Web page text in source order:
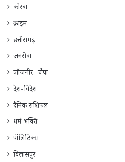
कोरबा
क्राइम
छत्तीसगढ़
जनसेवा
जाँजगीर -चाँपा
देश-विदेश
दैनिक राशिफ़ल
धर्म भक्ति
पॉलिटिक्स
बिलासपुर